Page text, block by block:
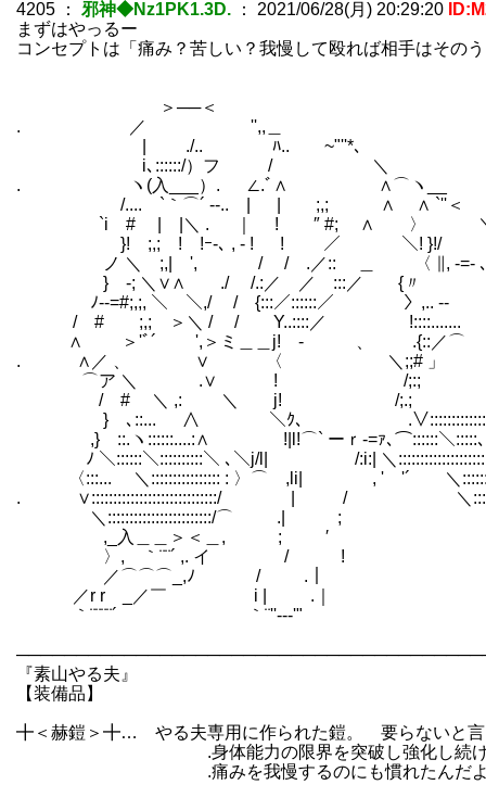
4205 ： 邪神◆Nz1PK1.3D. ： 2021/06/28(月) 20:29:20
まずはやっるー
コンセプトは「痛み？苦しい？我慢して殴れば相手はその
＞──＜
. ／ '',,＿
| ./.. ﾊ.. ￣~"''*､
i､::::::/）フ / ＼
. ヽ(入___）. ∠.ﾞ∧ ∧⌒ヽ__
/.... `｀⌒´ -‐.. | | ;,; ∧ ∧ `''＜
`i # | |＼ . ｜ ! ″ #; ∧ 〉
}! ;,; ! !ｰ-､ , - ! ! ／ ＼! }!/
ノ ＼ ;,| ', / / .／:: ＿ 〈 ∥, -=-
} -; ＼∨∧ ./ /.:／ ／ :::／ {〃
ﾉ--=#;,;, ＼ ＼,/ / {:::／::::::／ 〉,..
/ # ;,; ＞＼ / / Y..::::／
∧ ＞'ﾞ´ ',＞ミ＿＿j! - 、 .{::
. ∧／ 、 ∨ 〈 ＼;;# 」 ｒ
⌒ア ＼ .∨ ! /;:; ⌒
/ # ＼ ,: ＼ j! /;.;
} ､::... ∧ ＼ｸ、 ￣￣
,} ::.ヽ::::::....:∧ !|l!⌒` ーｒ-=ｧ､⌒::::::＼:::::、
ﾉ ＼::::::＼::::::::::＼ ､＼j/l| /:i:| ＼
〈:::... ＼:::::::::::::::: : 〉⌒ ,li| , 'ゞ'´ ＼:::::::＼
. ∨:::::::::::::::::::::::::::::/ | / ＼
＼::::::::::::::::::::::::/⌒ .| ; ⌒アヽ
,_入＿＿＞＜＿, ; ′ ⌒ヽ、｀
〉, ｀¨¨´ ,. イ / !
／⌒⌒⌒_,ﾉ / .
／r r _／￣ i | .
｀¨¨¨¨´ ｀¨''‐-‐'" ﾉ
『素山やる夫』
【装備品】
╋＜赫鎧＞╋… やる夫専用に作られた鎧。 要らないと言
.身体能力の限界を突破し強化し続ける。 使用
.痛みを我慢するのにも慣れたんだ